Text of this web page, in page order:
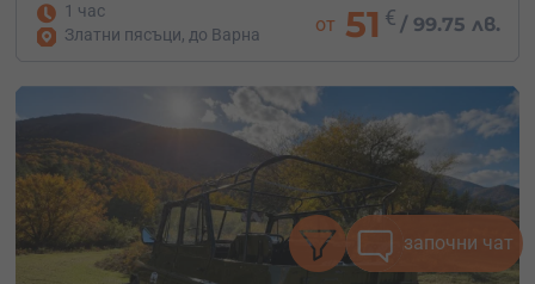
1 час
Златни пясъци, до Варна
от 51 € / 99.75 лв.
започни чат